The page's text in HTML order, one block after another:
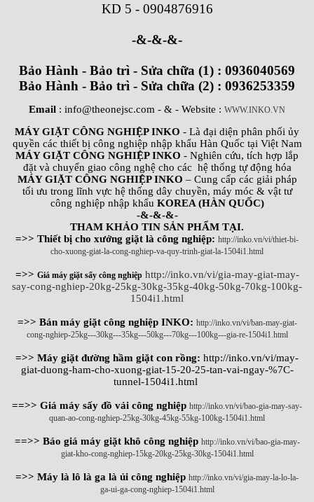
KD 5 - 0904876916
-&-&-&-
Bảo Hành - Bảo trì - Sửa chữa (1) : 0936040569
Bảo Hành - Bảo trì - Sửa chữa (2) : 0936253359
Email : info@theonejsc.com - & - Website : WWW.INKO.VN
MÁY GIẶT CÔNG NGHIỆP INKO - Là đại diện phân phối ủy
quyền các thiết bị công nghiệp nhập khẩu Hàn Quốc tại Việt Nam
MÁY GIẶT CÔNG NGHIỆP INKO - Nghiên cứu, tích hợp lắp
đặt và chuyển giao công nghệ cho các hệ thống tự động hóa
MÁY GIẶT CÔNG NGHIỆP INKO – Cung cấp các giải pháp
tối ưu trong lĩnh vực hệ thống dây chuyền, máy móc & vật tư
công nghiệp nhập khẩu KOREA (HÀN QUỐC)
-&-&-&-
THAM KHẢO TIN SẢN PHẨM TẠI.
=>> Thiết bị cho xưởng giặt là công nghiệp: http://inko.vn/vi/thiet-bi-
cho-xuong-giat-la-cong-nghiep-va-quy-trinh-giat-la-1504i1.html
=>> Giá máy giặt sấy công nghiệp http://inko.vn/vi/gia-may-giat-may-
say-cong-nghiep-20kg-25kg-30kg-35kg-40kg-50kg-70kg-100kg-
1504i1.html
=>> Bán máy giặt công nghiệp INKO: http://inko.vn/vi/ban-may-giat-
cong-nghiep-25kg---30kg---35kg---50kg---70kg---100kg---gia-re-1504i1.html
=>> Máy giặt đường hầm giặt con rồng: http://inko.vn/vi/may-
giat-duong-ham-cho-xuong-giat-15-20-25-tan-vai-ngay-%7C-
tunnel-1504i1.html
==>> Giá máy sấy đồ vải công nghiệp http://inko.vn/vi/bao-gia-may-say-
quan-ao-cong-nghiep-25kg-30kg-45kg-55kg-100kg-1504i1.html
==>> Báo giá máy giặt khô công nghiệp http://inko.vn/vi/bao-gia-may-
giat-kho-cong-nghiep-15kg-20kg-25kg-30kg-1504i1.html
=>> Máy là lô là ga là ủi công nghiệp http://inko.vn/vi/gia-may-la-lo-la-
ga-ui-ga-cong-nghiep-1504i1.html